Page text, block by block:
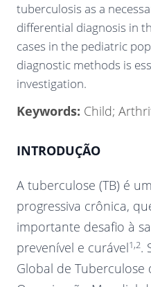
tuberculosis as a
differential diagnosis in
cases in the pediatric
diagnostic methods is
investigation.
Keywords: Child;
INTRODUÇÃO
A tuberculose (TB) é
progressiva crônica,
importante desafio à
prevenível e curável1,2.
Global de Tuberculose